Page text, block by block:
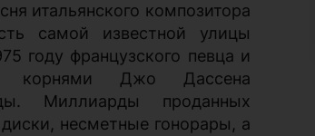
итальянского композитора
самой известной улицы
году французского певца и
корнями Джо Дассена
Миллиарды проданных
несметные гонорары, а